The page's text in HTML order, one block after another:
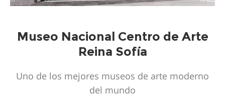
Museo Nacional Centro de Arte
Reina Sofía
Uno de los mejores museos de arte moderno
del mundo